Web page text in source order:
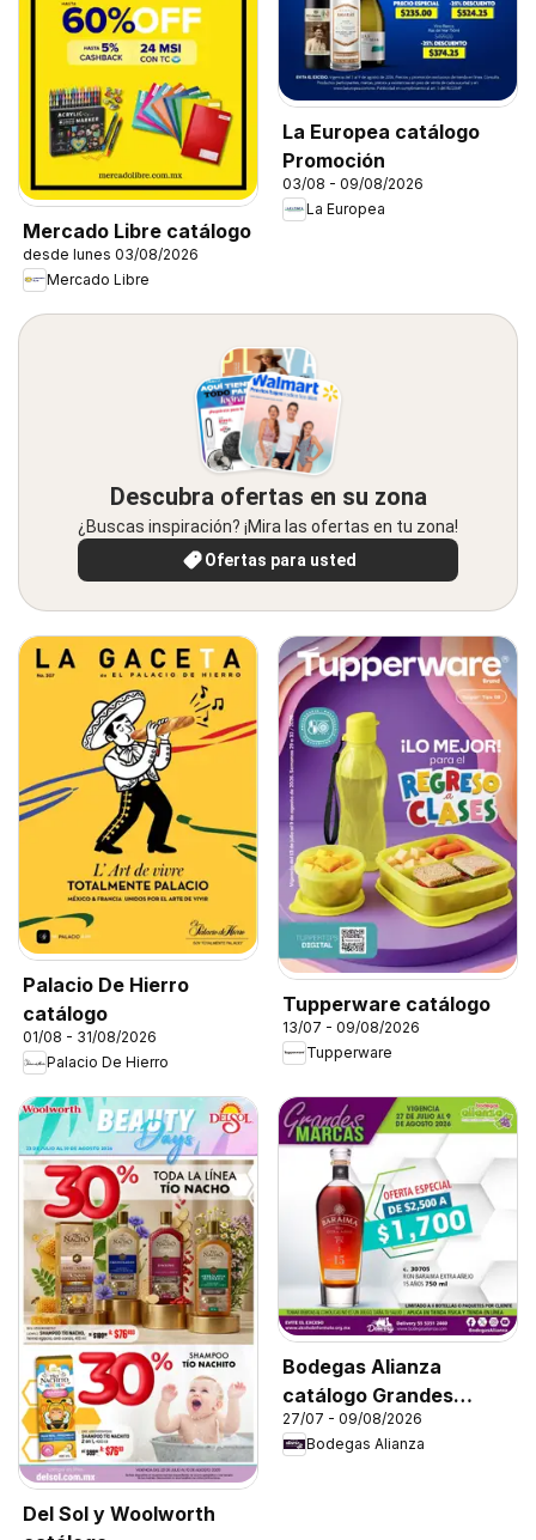
Mercado Libre catálogo
desde lunes 03/08/2026
Mercado Libre
La Europea catálogo
Promoción
03/08 - 09/08/2026
La Europea
Descubra ofertas en su zona
¿Buscas inspiración? ¡Mira las ofertas en tu zona!
Ofertas para usted
Palacio De Hierro
catálogo
01/08 - 31/08/2026
Palacio De Hierro
Tupperware catálogo
13/07 - 09/08/2026
Tupperware
Del Sol y Woolworth
Bodegas Alianza
catálogo Grandes
Marcas
27/07 - 09/08/2026
Bodegas Alianza